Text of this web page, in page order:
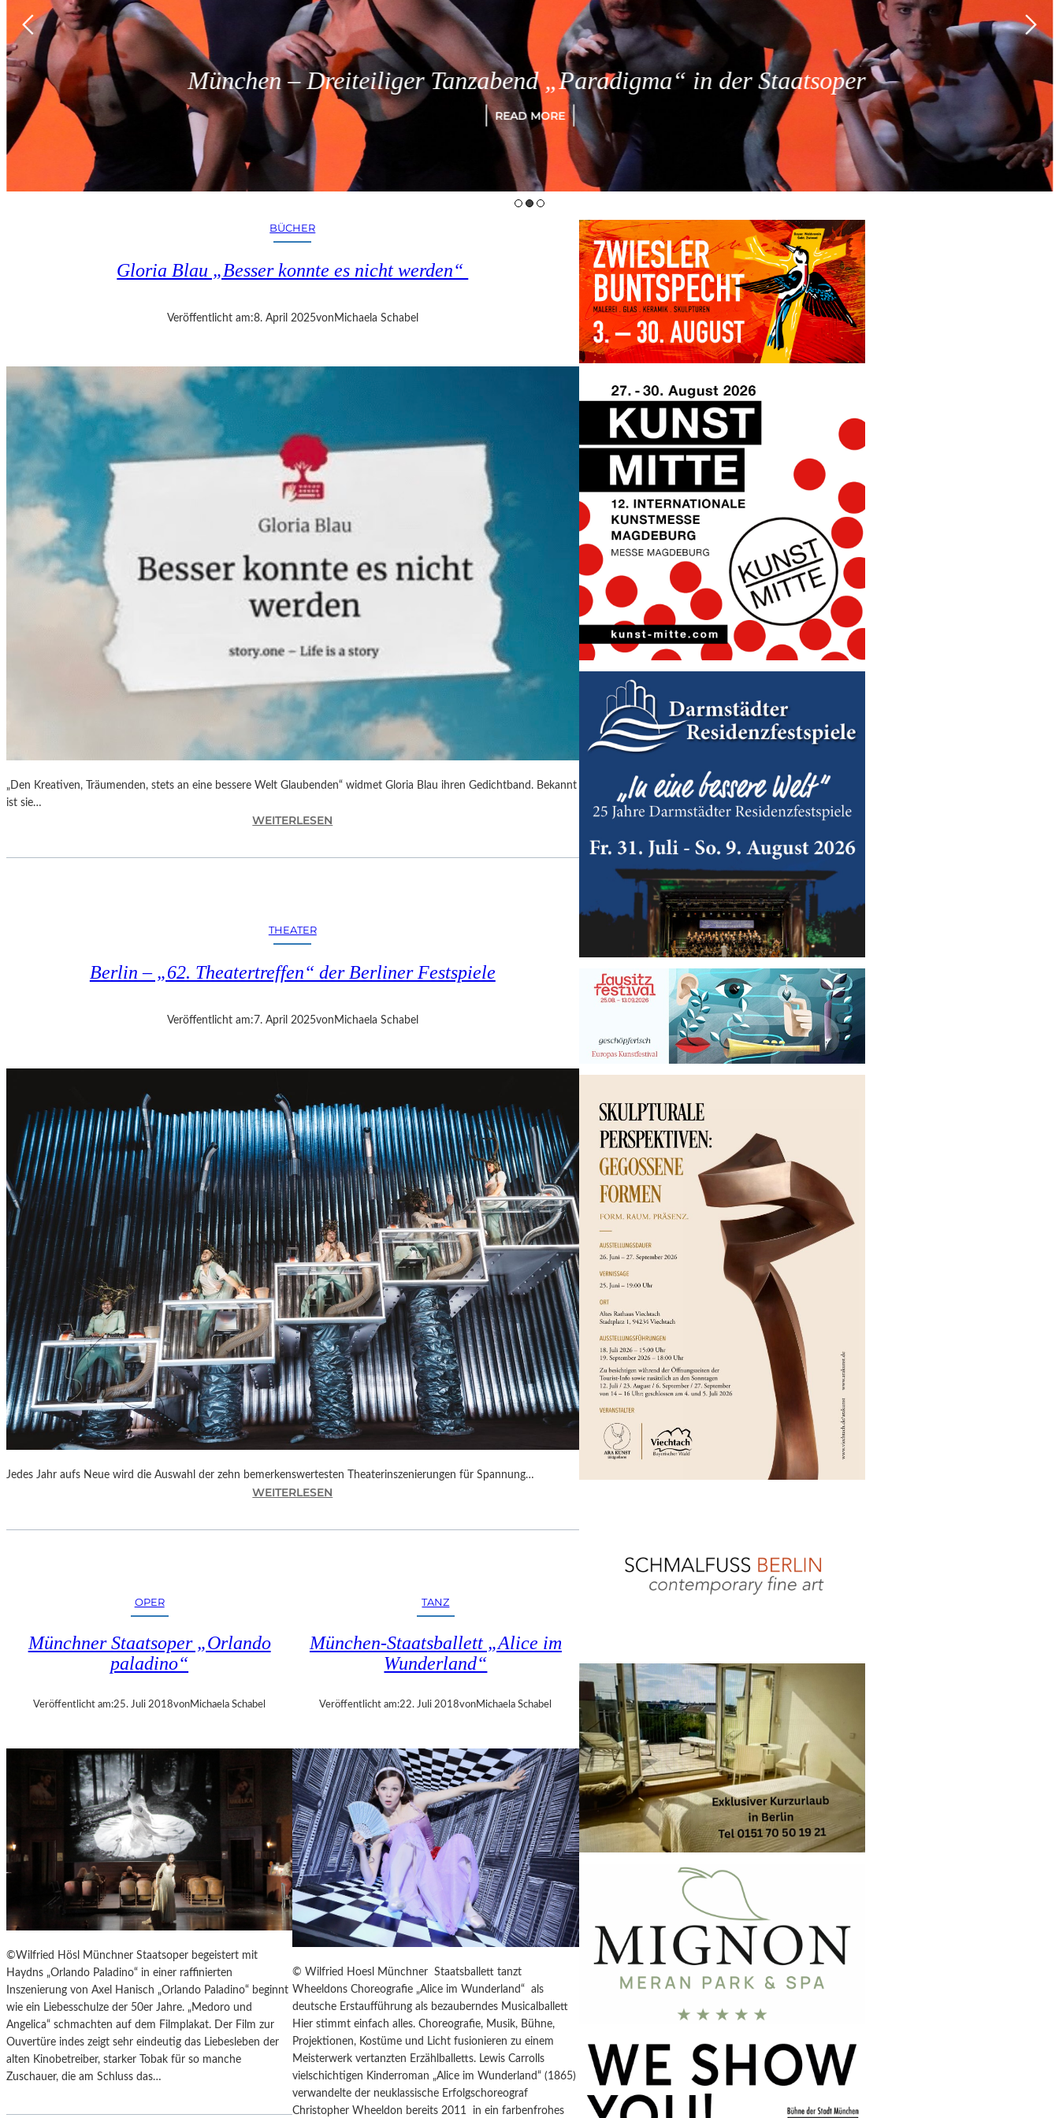
München – Dreiteiliger Tanzabend „Paradigma“ in der Staatsoper
READ MORE
BÜCHER
Gloria Blau „Besser konnte es nicht werden“
Veröffentlicht am:8. April 2025von Michaela Schabel
„Den Kreativen, Träumenden, stets an eine bessere Welt Glaubenden“ widmet Gloria Blau ihren Gedichtband. Bekannt
ist sie…
WEITERLESEN
L
A
B
R
K
O
N
N
T
E
E
S
N
I
C
H
T
W
E
R
D
E
N
THEATER
Berlin – „62. Theatertreffen“ der Berliner Festspiele
Veröffentlicht am: 7. April 2025von Michaela Schabel
Jedes Jahr aufs Neue wird die Auswahl der zehn bemerkenswertesten Theaterinszenierungen für Spannung…
WEITERLESEN
E
6
T
A
T
E
R
T
R
E
F
F
E
“
E
R
B
E
R
L
I
N
OPER
Münchner Staatsoper „Orlando
paladino“
Veröffentlicht am:25. Juli 2018vonMichaela Schabel
©Wilfried Hösl Münchner Staatsoper begeistert mit
Haydns „Orlando Paladino“ in einer raffinierten
Inszenierung von Axel Hanisch „Orlando Paladino“ beginnt
wie ein Liebesschulze der 50er Jahre. „Medoro und
Angelica“ schmachten auf dem Filmplakat. Der Film zur
Ouvertüre indes zeigt sehr eindeutig das Liebesleben der
alten Kinobetreiber, starker Tobak für so manche
Zuschauer, die am Schluss das…
TANZ
München-Staatsballett „Alice im
Wunderland“
Veröffentlicht am:22. Juli 2018vonMichaela Schabel
© Wilfried Hoesl Münchner Staatsballett tanzt
Wheeldons Choreografie „Alice im Wunderland“ als
deutsche Erstaufführung als bezauberndes Musicalballett
Hier stimmt einfach alles. Choreografie, Musik, Bühne,
Projektionen, Kostüme und Licht fusionieren zu einem
Meisterwerk vertanzten Erzählballetts. Lewis Carrolls
vielschichtigen Kinderroman „Alice im Wunderland“ (1865)
verwandelte der neuklassische Erfolgschoreograf
Christopher Wheeldon bereits 2011 in ein farbenfrohes